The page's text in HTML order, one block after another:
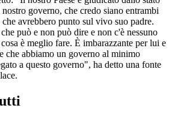
governo, che credo siano entrambi
avrebbero punto sul vivo suo padre.
può e non può dire e non c'è nessuno
è meglio fare. È imbarazzante per lui e
che abbiamo un governo al minimo
a questo governo", ha detto una fonte